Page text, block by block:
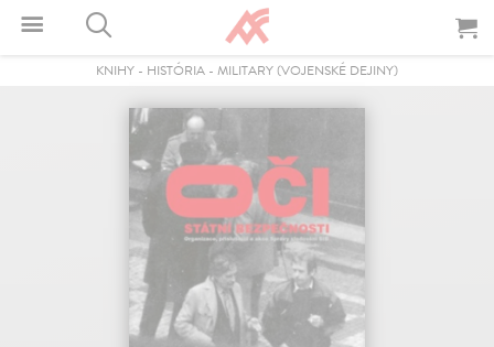
KNIHY - HISTÓRIA - MILITARY (VOJENSKÉ DEJINY)